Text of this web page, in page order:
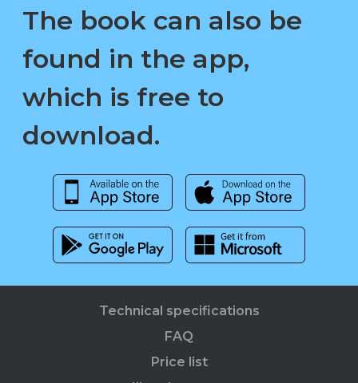
The book can also be
found in the app,
which is free to
download.
Technical specifications
FAQ
Price list